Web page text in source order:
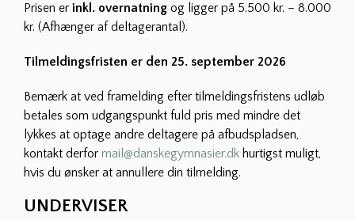
Prisen er inkl. overnatning og ligger på 5.500 kr. – 8.000
kr. (Afhænger af deltagerantal).
Tilmeldingsfristen er den 25. september 2026
Bemærk at ved framelding efter tilmeldingsfristens udløb
betales som udgangspunkt fuld pris med mindre det
lykkes at optage andre deltagere på afbudspladsen,
kontakt derfor mail@danskegymnasier.dk hurtigst muligt,
hvis du ønsker at annullere din tilmelding.
UNDERVISER